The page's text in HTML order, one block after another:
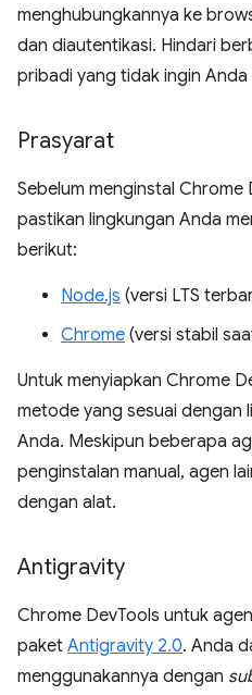
menghubungkannya ke
dan diautentikasi. Hindari
pribadi yang tidak ingin
Prasyarat
Sebelum menginstal Chrome
pastikan lingkungan Anda
berikut:
Node.js (versi LTS
Chrome (versi stabil
Untuk menyiapkan Chrome
metode yang sesuai dengan
Anda. Meskipun beberapa
penginstalan manual, agen
dengan alat.
Antigravity
Chrome DevTools untuk
paket Antigravity 2.0. Anda
menggunakannya dengan